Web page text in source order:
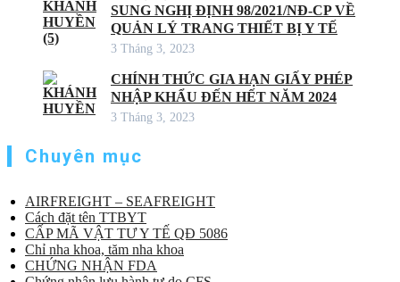
SUNG NGHỊ ĐỊNH 98/2021/NĐ-CP VỀ
QUẢN LÝ TRANG THIẾT BỊ Y TẾ
3 Tháng 3, 2023
CHÍNH THỨC GIA HẠN GIẤY PHÉP
NHẬP KHẨU ĐẾN HẾT NĂM 2024
3 Tháng 3, 2023
Chuyên mục
AIRFREIGHT – SEAFREIGHT
Cách đặt tên TTBYT
CẤP MÃ VẬT TƯ Y TẾ QĐ 5086
Chỉ nha khoa, tăm nha khoa
CHỨNG NHẬN FDA